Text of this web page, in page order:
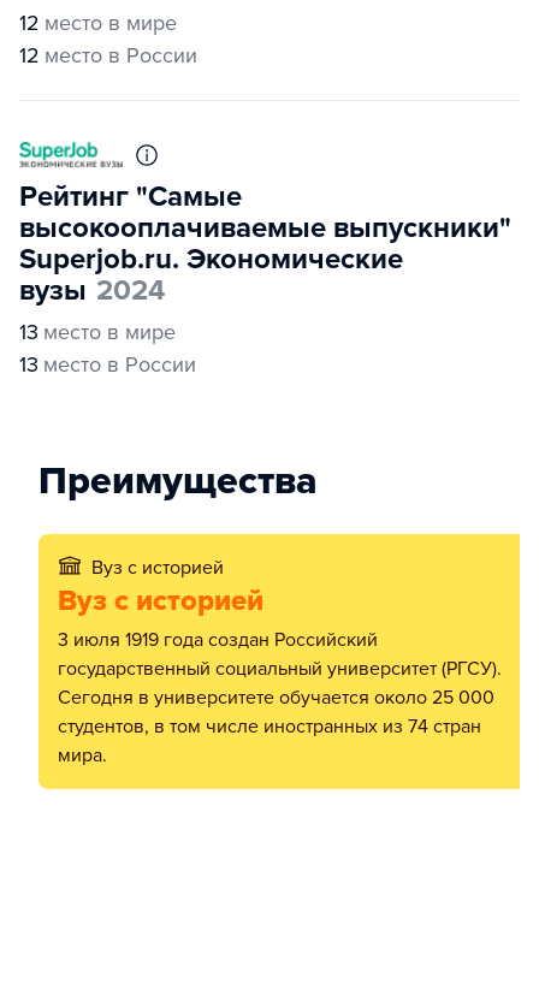
12 место в мире
12 место в России
Рейтинг "Самые
высокооплачиваемые выпускники"
Superjob.ru. Экономические
вузы 2024
13 место в мире
13 место в России
Преимущества
Вуз с историей
Вуз с историей
3 июля 1919 года создан Российский
государственный социальный университет (РГСУ).
Сегодня в университете обучается около 25 000
студентов, в том числе иностранных из 74 стран
мира.